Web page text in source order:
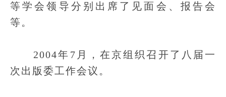
等学会领导分别出席了见面会、报告会
等。
2004年7月，在京组织召开了八届一
次出版委工作会议。